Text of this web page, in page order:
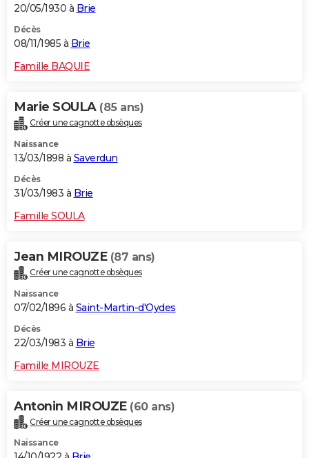
20/05/1930 à Brie
Décès
08/11/1985 à Brie
Famille BAQUIE
Marie SOULA (85 ans)
Créer une cagnotte obsèques
Naissance
13/03/1898 à Saverdun
Décès
31/03/1983 à Brie
Famille SOULA
Jean MIROUZE (87 ans)
Créer une cagnotte obsèques
Naissance
07/02/1896 à Saint-Martin-d'Oydes
Décès
22/03/1983 à Brie
Famille MIROUZE
Antonin MIROUZE (60 ans)
Créer une cagnotte obsèques
Naissance